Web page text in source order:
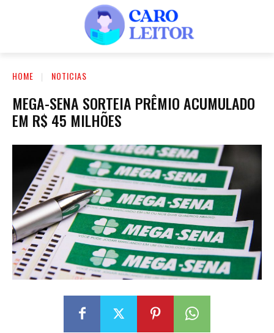
HOME NOTICIAS
MEGA-SENA SORTEIA PRÊMIO ACUMULADO
EM R$ 45 MILHÕES